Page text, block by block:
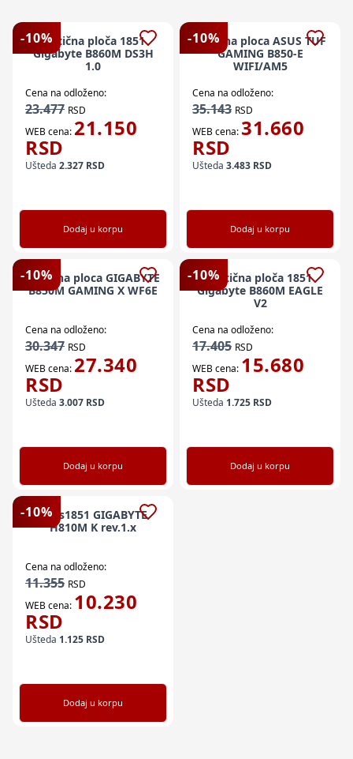
-10%
Matična ploča 1851
Gigabyte B860M DS3H
1.0
Cena na odloženo:
23.477 RSD
WEB cena: 21.150
RSD
Ušteda 2.327 RSD
Dodaj u korpu
-10%
Maticna ploca ASUS TUF
GAMING B850-E
WIFI/AM5
Cena na odloženo:
35.143 RSD
WEB cena:31.660
RSD
Ušteda 3.483 RSD
Dodaj u korpu
-10%
Maticna ploca GIGABYTE
B850M GAMING X WF6E
Cena na odloženo:
30.347 RSD
WEB cena: 27.340
RSD
Ušteda 3.007 RSD
Dodaj u korpu
-10%
Matična ploča 1851
Gigabyte B860M EAGLE
V2
Cena na odloženo:
17.405 RSD
WEB cena: 15.680
RSD
Ušteda 1.725 RSD
Dodaj u korpu
-10%
MB s1851 GIGABYTE
H810M K rev.1.x
Cena na odloženo:
11.355 RSD
WEB cena: 10.230
RSD
Ušteda 1.125 RSD
Dodaj u korpu